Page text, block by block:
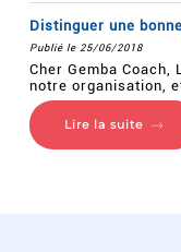
Distinguer une
Publié le 25/06/2018
Cher Gemba
notre organisation,
Lire la suite